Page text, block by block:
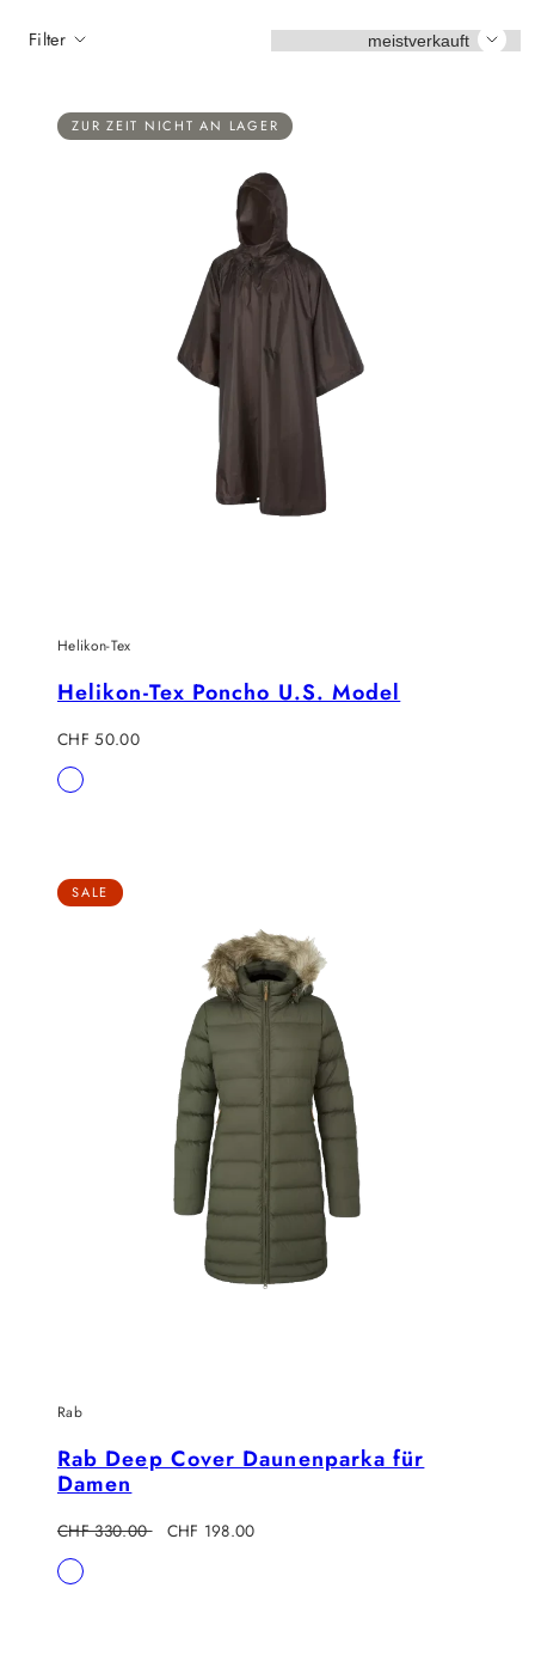
Filter Sortieren
ZUR ZEIT NICHT AN LAGER
Helikon-Tex
Helikon-Tex Poncho U.S. Model
Regulärer
Preis
CHF 50.00
Verfügbar
Braun
SALE
Rab
Rab Deep Cover Daunenparka für
Damen
Regulärer
Preis
CHF 330.00 Verkaufspreis
CHF 198.00
Verfügbar
Army